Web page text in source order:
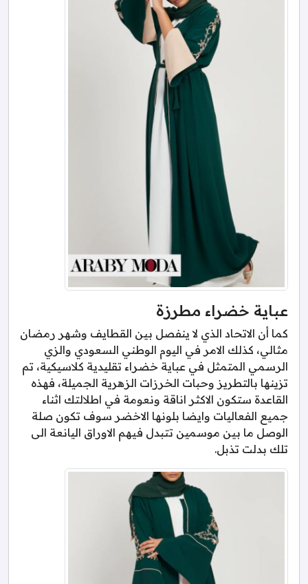
عباية خضراء مطرزة
كما أن الاتحاد الذي لا ينفصل بين القطايف وشهر رمضان
مثالي، كذلك الامر في اليوم الوطني السعودي والزي
الرسمي المتمثل في عباية خضراء تقليدية كلاسيكية، تم
تزينها بالتطريز وحبات الخرزات الزهرية الجميلة، فهذه
القاعدة ستكون الاكثر اناقة ونعومة في اطلالتك اثناء
جميع الفعاليات وايضا بلونها الاخضر سوف تكون صلة
الوصل ما بين موسمين تتبدل فيهم الاوراق اليانعة الى
تلك بدلت تذبل.